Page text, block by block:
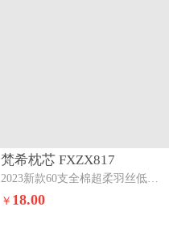
梵希枕芯 FXZX817
2023新款60支全棉超柔羽丝低枕头枕芯超柔羽丝儿童枕（黄边）
￥ 18.00